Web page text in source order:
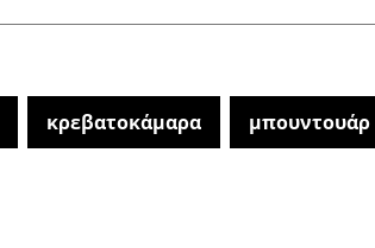
κρεβατοκάμαρα μπουντουάρ